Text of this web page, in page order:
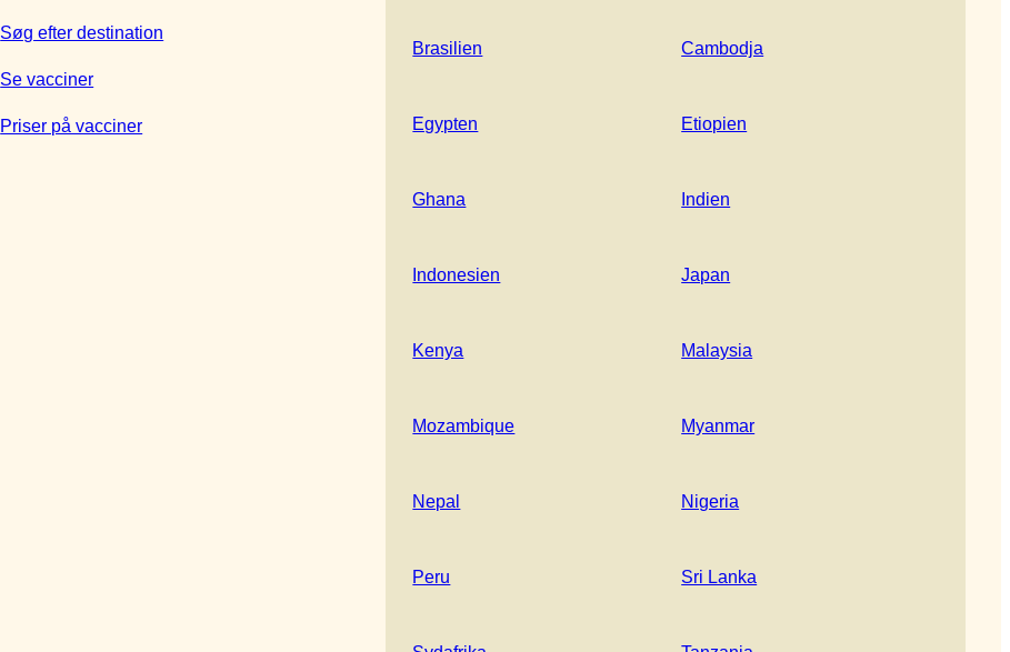
Søg efter destination
Se vacciner
Priser på vacciner
Brasilien Cambodja
Egypten Etiopien
Ghana Indien
Indonesien Japan
Kenya Malaysia
Mozambique Myanmar
Nepal Nigeria
Peru Sri Lanka